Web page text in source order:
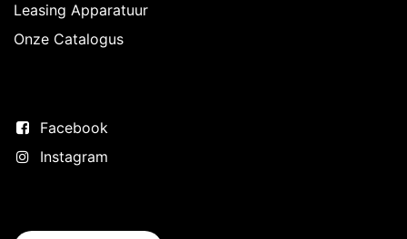
Leasing Apparatuur
Onze Catalogus
Facebook
Instagram